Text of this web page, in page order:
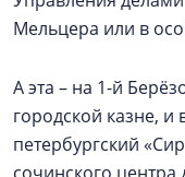
Мельцера или в
А эта – на 1-й
городской казне, и
петербургский